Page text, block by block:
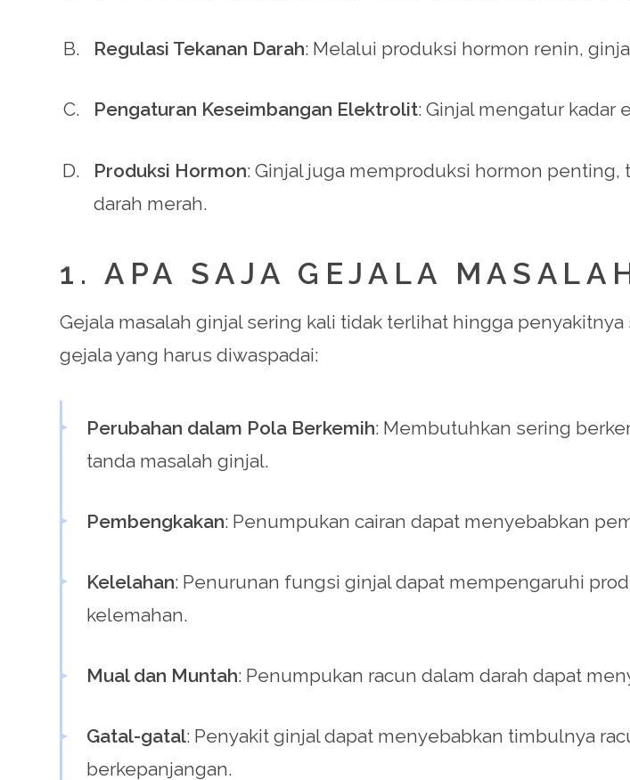
Regulasi Tekanan Darah: Melalui produksi hormon renin,
Pengaturan Keseimbangan Elektrolit: Ginjal mengatur kadar
Produksi Hormon: Ginjal juga memproduksi hormon
darah merah.
1. APA SAJA GEJALA
Gejala masalah ginjal sering kali tidak terlihat hingga
gejala yang harus diwaspadai:
Perubahan dalam Pola Berkemih: Membutuhkan sering
tanda masalah ginjal.
Pembengkakan: Penumpukan cairan dapat menyebabkan
Kelelahan: Penurunan fungsi ginjal dapat mempengaruhi
kelemahan.
Mual dan Muntah: Penumpukan racun dalam darah dapat
Gatal-gatal: Penyakit ginjal dapat menyebabkan timbulnya
berkepanjangan.